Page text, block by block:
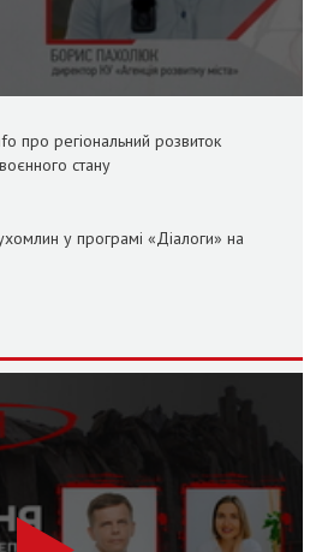
про регіональний розвиток
стану
у програмі «Діалоги» на